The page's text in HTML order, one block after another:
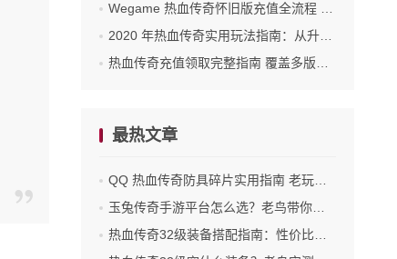
Wegame 热血传奇怀旧版充值全流程 新手也能轻松上手
2020 年热血传奇实用玩法指南：从升级到打宝的实战思路
热血传奇充值领取完整指南 覆盖多版本实操流程
最热文章
QQ 热血传奇防具碎片实用指南 老玩家带你摸清核心用途
玉兔传奇手游平台怎么选？老鸟带你摸清靠谱渠道
热血传奇32级装备搭配指南：性价比与战力的双重考量